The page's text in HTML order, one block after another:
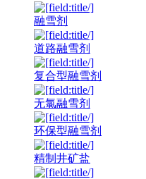
融雪剂
道路融雪剂
复合型融雪剂
无氯融雪剂
环保型融雪剂
精制井矿盐